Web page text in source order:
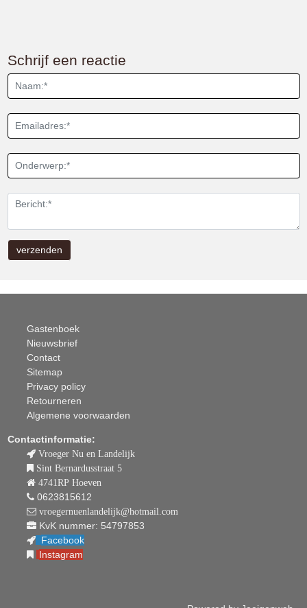
Schrijf een reactie
Gastenboek
Nieuwsbrief
Contact
Sitemap
Privacy policy
Retourneren
Algemene voorwaarden
Contactinformatie:
Vroeger Nu en Landelijk
Sint Bernardusstraat 5
4741RP Hoeven
0623815612
vroegernuenlandelijk@hotmail.com
KvK nummer: 54797853
Facebook
Instagram